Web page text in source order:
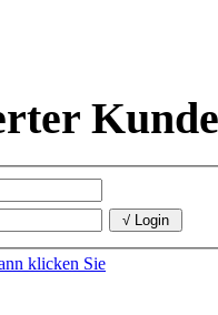
klicken Sie